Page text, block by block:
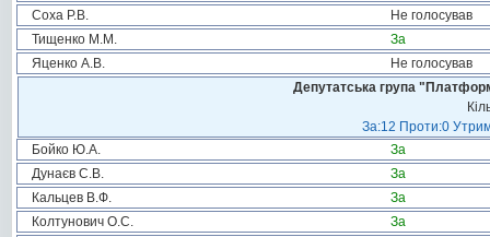
Соха Р.В.
Не голосував
Тищенко М.М.
За
Яценко А.В.
Не голосував
Депутатська група
За:12 Проти:0
Бойко Ю.А.
За
Дунаєв С.В.
За
Кальцев В.Ф.
За
Колтунович О.С.
За